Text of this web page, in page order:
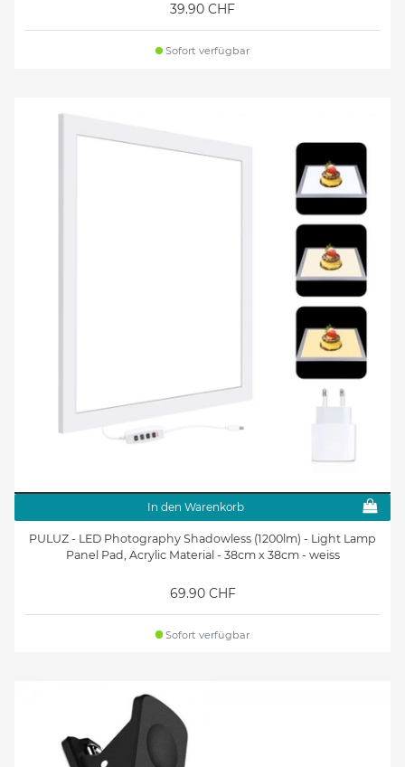
39.90 CHF
Sofort verfügbar
In den Warenkorb
PULUZ - LED Photography Shadowless (1200lm) - Light Lamp
Panel Pad, Acrylic Material - 38cm x 38cm - weiss
69.90 CHF
Sofort verfügbar